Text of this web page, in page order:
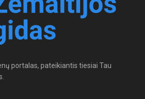
portalas, pateikiantis tiesiai Tau